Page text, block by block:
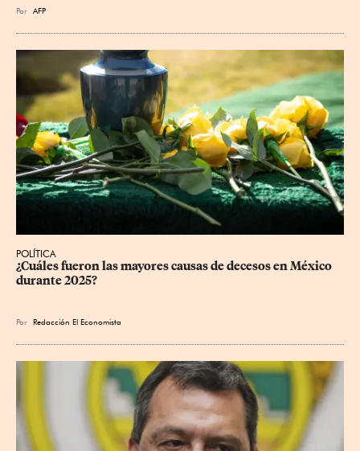
Por AFP
POLÍTICA
¿Cuáles fueron las mayores causas de decesos en México
durante 2025?
Por Redacción El Economista